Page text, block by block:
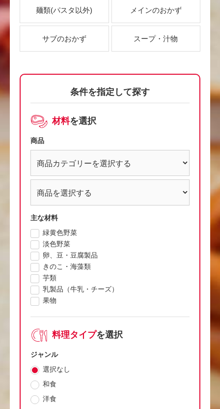
麺類(パスタ以外) メインのおかず
サブのおかず スープ・汁物
条件を指定して探す
材料を選択
商品
主な材料
緑黄色野菜
淡色野菜
卵、豆・豆腐製品
きのこ・海藻類
芋類
乳製品（牛乳・チーズ）
果物
料理タイプを選択
ジャンル
選択なし
和食
洋食